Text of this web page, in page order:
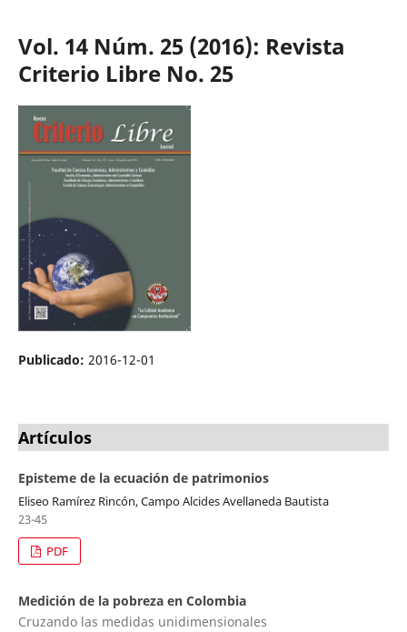
Vol. 14 Núm. 25 (2016): Revista
Criterio Libre No. 25
Publicado: 2016-12-01
Artículos
Episteme de la ecuación de patrimonios
Eliseo Ramírez Rincón, Campo Alcides Avellaneda Bautista
23-45
PDF
Medición de la pobreza en Colombia
Cruzando las medidas unidimensionales